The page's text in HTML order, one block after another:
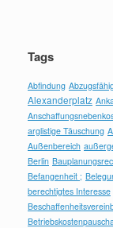
Tags
Abfindung
Alexanderplatz
arglistige Täuschung
Außenbereich
Berlin
Befangenheit ;
berechtigtes Interesse